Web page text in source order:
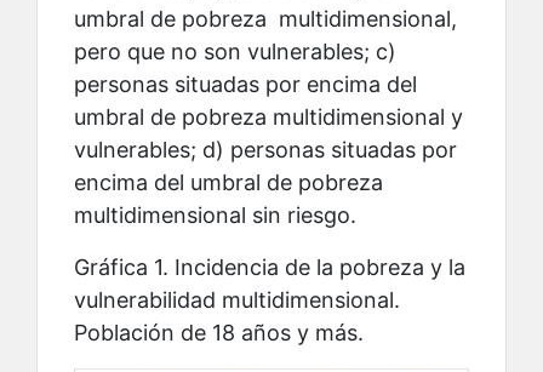
umbral de pobreza multidimensional,
pero que no son vulnerables; c)
personas situadas por encima del
umbral de pobreza multidimensional y
vulnerables; d) personas situadas por
encima del umbral de pobreza
multidimensional sin riesgo.
Gráfica 1. Incidencia de la pobreza y la
vulnerabilidad multidimensional.
Población de 18 años y más.